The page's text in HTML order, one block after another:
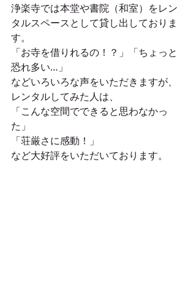
浄楽寺では本堂や書院（和室）をレン
タルスペースとして貸し出しておりま
す。
「お寺を借りれるの！？」「ちょっと
恐れ多い…」
などいろいろな声をいただきますが、
レンタルしてみた人は、
「こんな空間でできると思わなかっ
た」
「荘厳さに感動！」
など大好評をいただいております。